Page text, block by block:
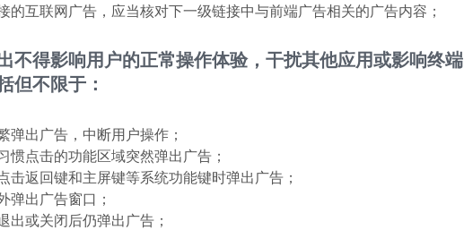
的互联网广告，应当核对下一级链接中与前端广告相关的广告内容；
不得影响用户的正常操作体验，干扰其他应用或影响终端
但不限于：
弹出广告，中断用户操作；
惯点击的功能区域突然弹出广告；
击返回键和主屏键等系统功能键时弹出广告；
弹出广告窗口；
出或关闭后仍弹出广告；